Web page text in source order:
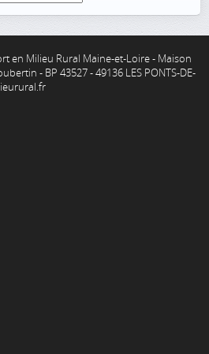
en Milieu Rural Maine-et-Loire - Maison
- BP 43527 - 49136 LES PONTS-DE-